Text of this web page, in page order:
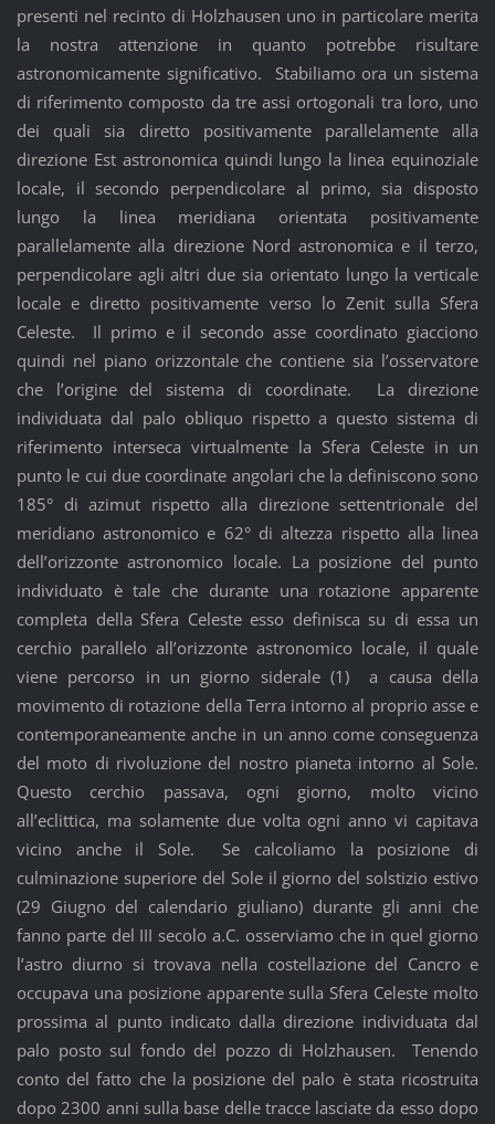
presenti nel recinto di Holzhausen uno in particolare merita
la nostra attenzione in quanto potrebbe risultare
astronomicamente significativo. Stabiliamo ora un sistema
di riferimento composto da tre assi ortogonali tra loro, uno
dei quali sia diretto positivamente parallelamente alla
direzione Est astronomica quindi lungo la linea equinoziale
locale, il secondo perpendicolare al primo, sia disposto
lungo la linea meridiana orientata positivamente
parallelamente alla direzione Nord astronomica e il terzo,
perpendicolare agli altri due sia orientato lungo la verticale
locale e diretto positivamente verso lo Zenit sulla Sfera
Celeste. Il primo e il secondo asse coordinato giacciono
quindi nel piano orizzontale che contiene sia l’osservatore
che l’origine del sistema di coordinate. La direzione
individuata dal palo obliquo rispetto a questo sistema di
riferimento interseca virtualmente la Sfera Celeste in un
punto le cui due coordinate angolari che la definiscono sono
185° di azimut rispetto alla direzione settentrionale del
meridiano astronomico e 62° di altezza rispetto alla linea
dell’orizzonte astronomico locale. La posizione del punto
individuato è tale che durante una rotazione apparente
completa della Sfera Celeste esso definisca su di essa un
cerchio parallelo all’orizzonte astronomico locale, il quale
viene percorso in un giorno siderale (1) a causa della
movimento di rotazione della Terra intorno al proprio asse e
contemporaneamente anche in un anno come conseguenza
del moto di rivoluzione del nostro pianeta intorno al Sole.
Questo cerchio passava, ogni giorno, molto vicino
all’eclittica, ma solamente due volta ogni anno vi capitava
vicino anche il Sole. Se calcoliamo la posizione di
culminazione superiore del Sole il giorno del solstizio estivo
(29 Giugno del calendario giuliano) durante gli anni che
fanno parte del III secolo a.C. osserviamo che in quel giorno
l’astro diurno si trovava nella costellazione del Cancro e
occupava una posizione apparente sulla Sfera Celeste molto
prossima al punto indicato dalla direzione individuata dal
palo posto sul fondo del pozzo di Holzhausen. Tenendo
conto del fatto che la posizione del palo è stata ricostruita
dopo 2300 anni sulla base delle tracce lasciate da esso dopo